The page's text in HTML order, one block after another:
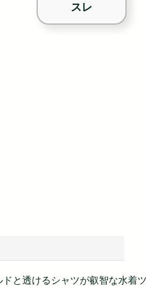
スレ
と透けるシャツが叡智な水着ツ